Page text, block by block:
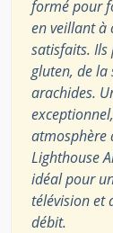
formé pour
en veillant à
satisfaits. Ils
gluten, de la
arachides.
atmosphère
Lighthouse
idéal pour
télévision et
débit.